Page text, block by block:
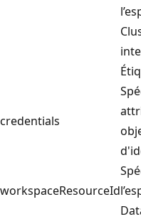
credentials
workspaceResourceId